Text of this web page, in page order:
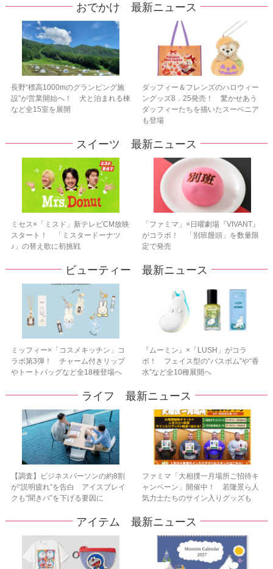
おでかけ 最新ニュース
長野“標高1000mのグランピング施
設”が営業開始へ！ 犬と泊まれる棟
など全15室を展開
ダッフィー＆フレンズのハロウィー
ングッズ8．25発売！ 驚かせあう
ダッフィーたちを描いたスーベニア
も登場
スイーツ 最新ニュース
ミセス×「ミスド」新テレビCM放映
スタート！ 「ミスタードーナツ
♪」の替え歌に初挑戦
「ファミマ」×日曜劇場『VIVANT』
がコラボ！ 「別班饅頭」を数量限
定で発売
ビューティー 最新ニュース
ミッフィー×「コスメキッチン」コ
ラボ第3弾！ チャーム付きリップ
やトートバッグなど全18種登場へ
『ムーミン』×「LUSH」がコラ
ボ！ フェイス型の“バスボム”や“香
水”など全10種展開へ
ライフ 最新ニュース
【調査】ビジネスパーソンの約8割
が“説明疲れ”を告白 アイスブレイ
クも“聞きパ”を下げる要因に
ファミマ「大相撲一月場所ご招待キ
ャンペーン」開催中！ 若隆景ら人
気力士たちのサイン入りグッズも
アイテム 最新ニュース